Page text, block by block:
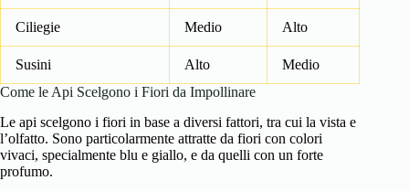
Ciliegie Medio Alto
Susini Alto
Medio
Come le Api Scelgono i Fiori da Impollinare
Le api scelgono i fiori in base a diversi fattori, tra cui la vista e
l’olfatto. Sono particolarmente attratte da fiori con colori
vivaci, specialmente blu e giallo, e da quelli con un forte
profumo.